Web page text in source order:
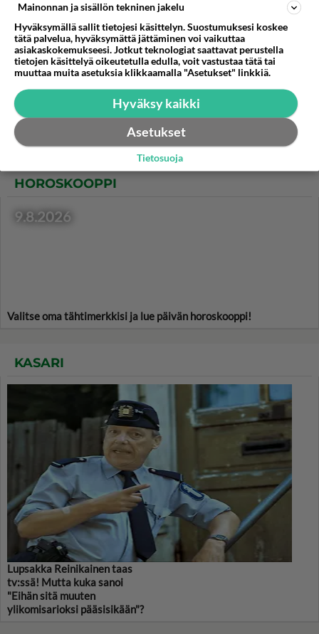
Makaronisalaatti on varma
valinta seisovassa pöydässä
isommista pienempiin
kekkereihin.
iltapalana tai vaikka saunan
jälkeen.
HOROSKOOPPI
9.8.2026
Valitse oma tähtimerkkisi ja lue päivän horoskooppi!
KASARI
Lupsakka Reinikainen taas
tv:ssä! Mutta kuka sanoi
"Eihän sitä muuten
ylikomisarioksi pääsisikään"?
Mainonnan ja sisällön tekninen jakelu
Hyväksymällä sallit tietojesi käsittelyn. Suostumuksesi koskee
tätä palvelua, hyväksymättä jättäminen voi vaikuttaa
asiakaskokemukseesi. Jotkut teknologiat saattavat perustella
tietojen käsittelyä oikeutetulla edulla, voit vastustaa tätä tai
muuttaa muita asetuksia klikkaamalla "Asetukset" linkkiä.
Hyväksy kaikki
Asetukset
Tietosuoja